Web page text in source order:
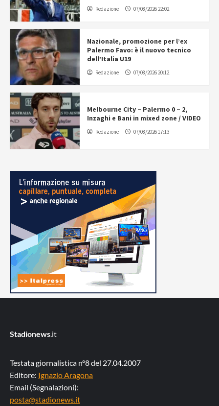
Redazione 07/08/2026 22:02
Nazionale, promozione per l’ex
Palermo Favo: è il nuovo tecnico
dell’Italia U19
Redazione 07/08/2026 20:12
Melbourne City – Palermo 0 – 2,
Inzaghi e Bani in mixed zone / VIDEO
Redazione 07/08/2026 17:13
Stadionews .it
Testata giornalistica n°8 del 27.04.2007
Editore: Ignazio Aragona
Email (Segnalazioni):
posta@stadionews.it